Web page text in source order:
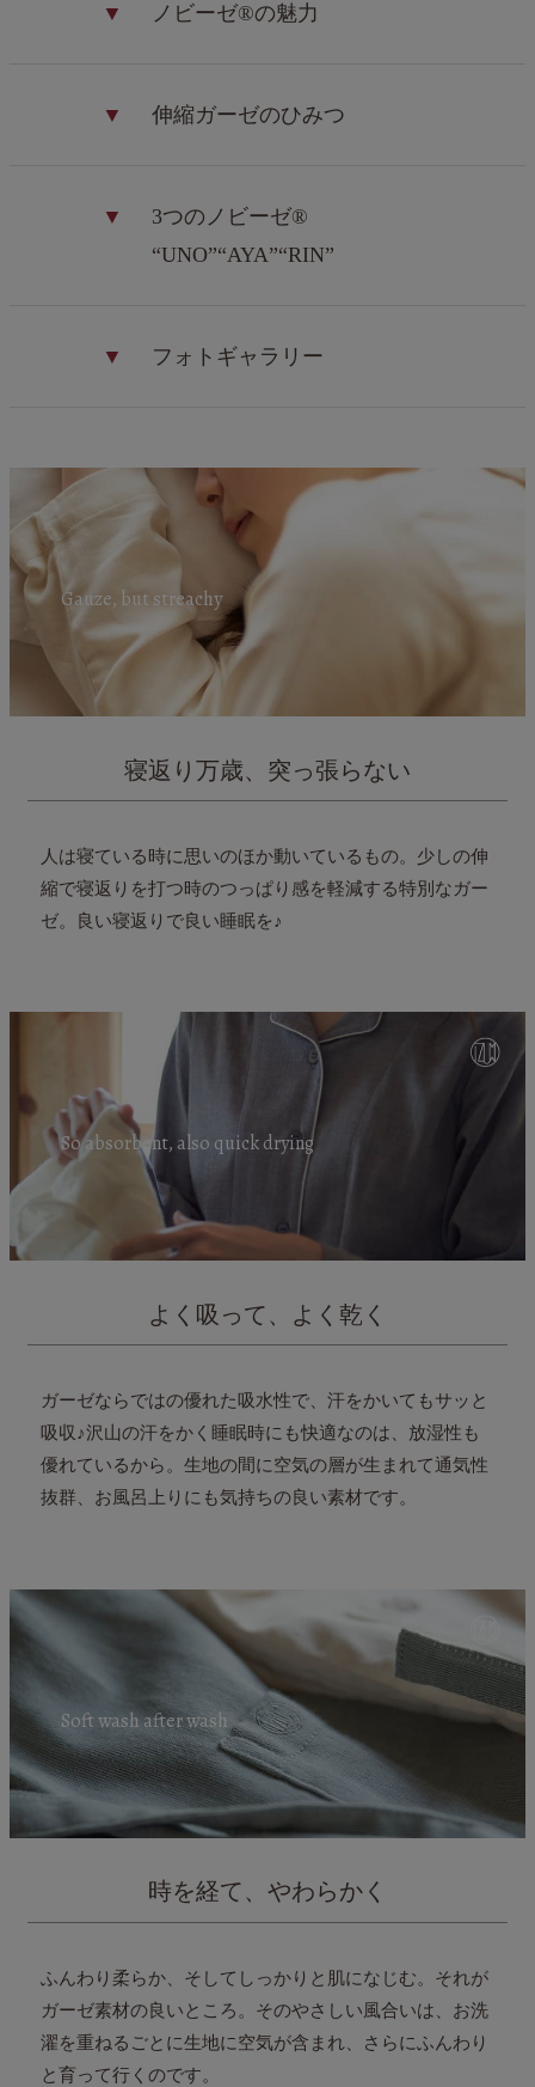
▼ ノビーゼ®の魅力
▼ 伸縮ガーゼのひみつ
▼
3つのノビーゼ®
“UNO”“AYA”“RIN”
▼ フォトギャラリー
Gauze, but streachy
寝返り万歳、突っ張らない
人は寝ている時に思いのほか動いているもの。 少しの伸
縮で寝返りを打つ時のつっぱり感を軽減する特別なガー
ゼ。
良い寝返りで良い睡眠を♪
So absorbent, also quick drying
よく吸って、よく乾く
ガーゼならではの優れた吸水性で、汗をかいてもサッと
吸収♪沢山の汗をかく睡眠時にも快適なのは、放湿性も
優れているから。 生地の間に空気の層が生まれて通気性
抜群、お風呂上りにも気持ちの良い素材です。
Soft wash after wash
時を経て、やわらかく
ふんわり柔らか、そしてしっかりと肌になじむ。それが
ガーゼ素材の良いところ。 そのやさしい風合いは、お洗
濯を重ねるごとに生地に空気が含まれ、さらにふんわり
と育って行くのです。